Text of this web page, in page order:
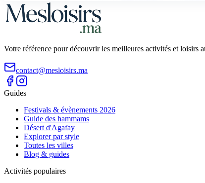
Votre référence pour découvrir les meilleures activités et loisirs
contact@mesloisirs.ma
Guides
Festivals & évènements 2026
Guide des hammams
Désert d'Agafay
Explorer par style
Toutes les villes
Blog & guides
Activités populaires